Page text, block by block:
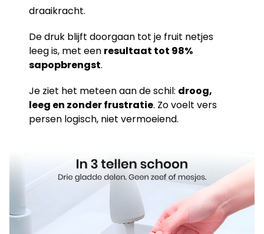
draaikracht.
De druk blijft doorgaan tot je fruit netjes
leeg is, met een resultaat tot 98%
sapopbrengst.
Je ziet het meteen aan de schil: droog,
leeg en zonder frustratie. Zo voelt vers
persen logisch, niet vermoeiend.